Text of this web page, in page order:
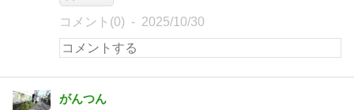
コメント(0) 2025/10/30
がんつん